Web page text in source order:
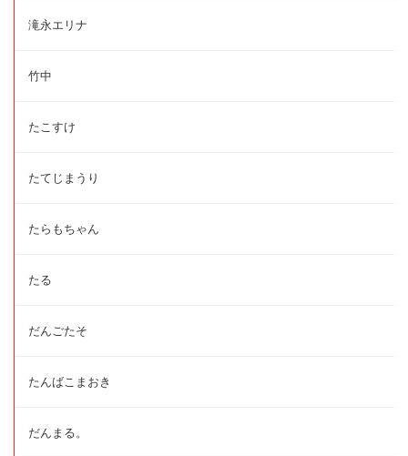
滝永エリナ
竹中
たこすけ
たてじまうり
たらもちゃん
たる
だんごたそ
たんばこまおき
だんまる。